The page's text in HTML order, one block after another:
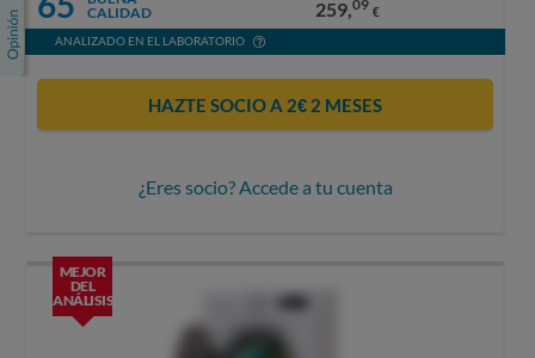
CALIDAD
259,09 €
ANALIZADO EN EL LABORATORIO
HAZTE SOCIO A 2€ 2 MESES
¿Eres socio? Accede a tu cuenta
MEJOR
DEL
ANÁLISIS